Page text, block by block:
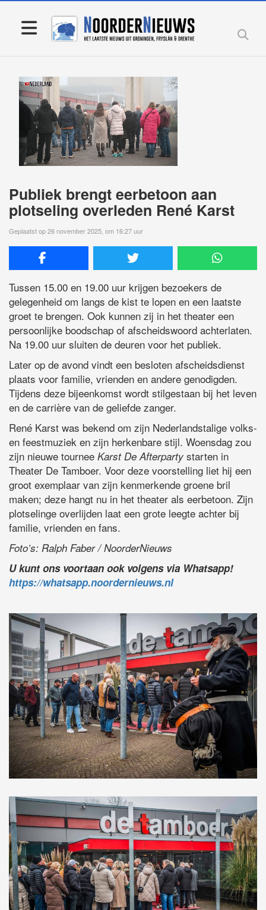
Publiek brengt eerbetoon aan
plotseling overleden René Karst
Geplaatst op 26 november 2025, om 16:27 uur
HOOGEVEEN – In Theater De Tamboer in Hoogeveen
Tussen 15.00 en 19.00 uur krijgen bezoekers de
gelegenheid om langs de kist te lopen en een laatste
groet te brengen. Ook kunnen zij in het theater een
persoonlijke boodschap of afscheidswoord achterlaten.
Na 19.00 uur sluiten de deuren voor het publiek.
Later op de avond vindt een besloten afscheidsdienst
plaats voor familie, vrienden en andere genodigden.
Tijdens deze bijeenkomst wordt stilgestaan bij het leven
en de carrière van de geliefde zanger.
René Karst was bekend om zijn Nederlandstalige volks-
en feestmuziek en zijn herkenbare stijl. Woensdag zou
zijn nieuwe tournee Karst De Afterparty starten in
Theater De Tamboer. Voor deze voorstelling liet hij een
groot exemplaar van zijn kenmerkende groene bril
maken; deze hangt nu in het theater als eerbetoon. Zijn
plotselinge overlijden laat een grote leegte achter bij
familie, vrienden en fans.
Foto’s: Ralph Faber / NoorderNieuws
U kunt ons voortaan ook volgens via Whatsapp!
https://whatsapp.noordernieuws.nl